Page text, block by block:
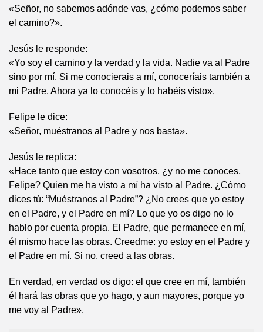
«Señor, no sabemos adónde vas, ¿cómo podemos saber
el camino?».
Jesús le responde:
«Yo soy el camino y la verdad y la vida. Nadie va al Padre
sino por mí. Si me conocierais a mí, conoceríais también a
mi Padre. Ahora ya lo conocéis y lo habéis visto».
Felipe le dice:
«Señor, muéstranos al Padre y nos basta».
Jesús le replica:
«Hace tanto que estoy con vosotros, ¿y no me conoces,
Felipe? Quien me ha visto a mí ha visto al Padre. ¿Cómo
dices tú: “Muéstranos al Padre”? ¿No crees que yo estoy
en el Padre, y el Padre en mí? Lo que yo os digo no lo
hablo por cuenta propia. El Padre, que permanece en mí,
él mismo hace las obras. Creedme: yo estoy en el Padre y
el Padre en mí. Si no, creed a las obras.
En verdad, en verdad os digo: el que cree en mí, también
él hará las obras que yo hago, y aun mayores, porque yo
me voy al Padre».